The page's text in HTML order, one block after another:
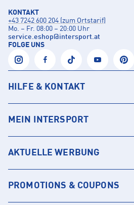
KONTAKT
+43 7242 600 204 (zum Ortstarif)
Mo. – Fr. 08:00 – 20:00 Uhr
service.eshop@intersport.at
FOLGE UNS
HILFE & KONTAKT
MEIN INTERSPORT
AKTUELLE WERBUNG
PROMOTIONS & COUPONS